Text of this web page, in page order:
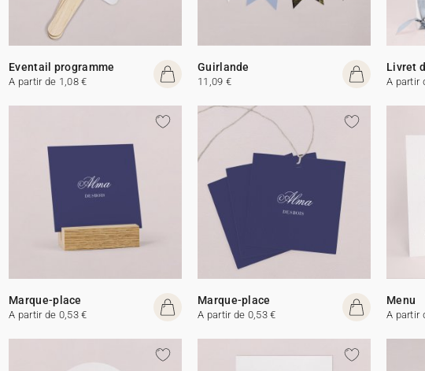
Eventail programme
A partir de 1,08 €
Guirlande
11,09 €
Livret
A partir
Marque-place
A partir de 0,53 €
Marque-place
A partir de 0,53 €
Menu
A partir